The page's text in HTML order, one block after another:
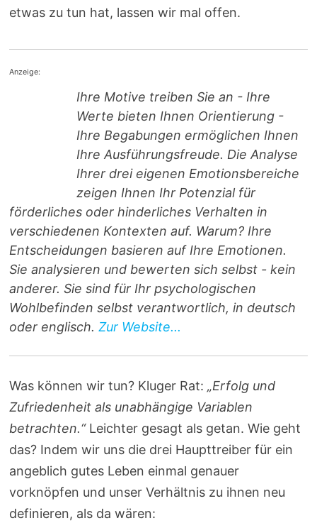
etwas zu tun hat, lassen wir mal offen.
Anzeige:
Ihre Motive treiben Sie an - Ihre
Werte bieten Ihnen Orientierung -
Ihre Begabungen ermöglichen Ihnen
Ihre Ausführungsfreude. Die Analyse
Ihrer drei eigenen Emotionsbereiche
zeigen Ihnen Ihr Potenzial für
förderliches oder hinderliches Verhalten in
verschiedenen Kontexten auf. Warum? Ihre
Entscheidungen basieren auf Ihre Emotionen.
Sie analysieren und bewerten sich selbst - kein
anderer. Sie sind für Ihr psychologischen
Wohlbefinden selbst verantwortlich, in deutsch
oder englisch.Zur Website...
Was können wir tun? Kluger Rat:„Erfolg und
Zufriedenheit als unabhängige Variablen
betrachten.“Leichter gesagt als getan. Wie geht
das? Indem wir uns die drei Haupttreiber für ein
angeblich gutes Leben einmal genauer
vorknöpfen und unser Verhältnis zu ihnen neu
definieren, als da wären: